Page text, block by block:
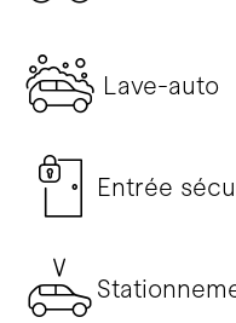
Lave-auto
Entrée